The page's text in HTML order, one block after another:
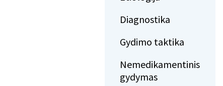
Diagnostika
Gydimo taktika
Nemedikamentinis
gydymas